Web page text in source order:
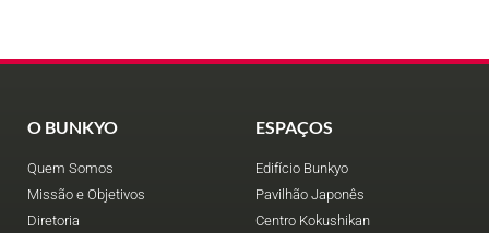
O BUNKYO
Quem Somos
Missão e Objetivos
Diretoria
ESPAÇOS
Edifício Bunkyo
Pavilhão Japonês
Centro Kokushikan